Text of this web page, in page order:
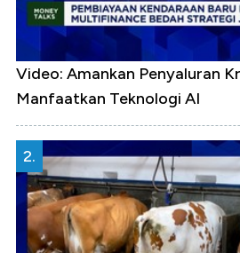
Video: Amankan Penyaluran
Manfaatkan Teknologi AI
2.